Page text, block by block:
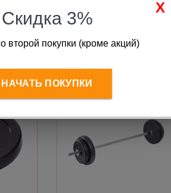
Скидка 3%
второй покупки (кроме акций)
НАЧАТЬ ПОКУПКИ